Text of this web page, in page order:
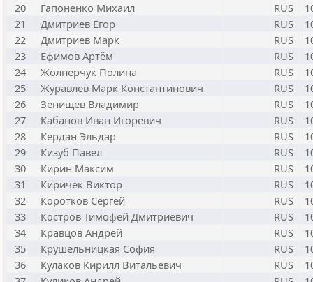
20
Гапоненко Михаил RUS
21
Дмитриев Егор RUS
22
Дмитриев Марк RUS
23
Ефимов Артём RUS
24
Жолнерчук Полина RUS
25
Журавлев Марк Константинович RUS
26
Зенищев Владимир RUS
27
Кабанов Иван Игоревич RUS
28
Кердан Эльдар RUS
29
Кизуб Павел RUS
30
Кирин Максим RUS
31
Киричек Виктор RUS
32
Коротков Сергей RUS
33
Костров Тимофей Дмитриевич RUS
34
Кравцов Андрей RUS
35
Крушельницкая София RUS
36
Кулаков Кирилл Витальевич RUS